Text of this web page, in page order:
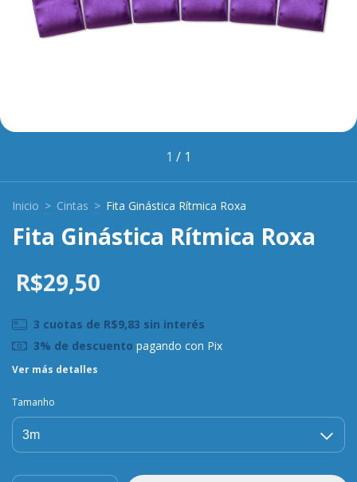
1 / 1
Inicio > Cintas > Fita Ginástica Rítmica Roxa
Fita Ginástica Rítmica Roxa
R$29,50
3 cuotas de R$9,83 sin interés
3% de descuento pagando con Pix
Ver más detalles
Tamanho